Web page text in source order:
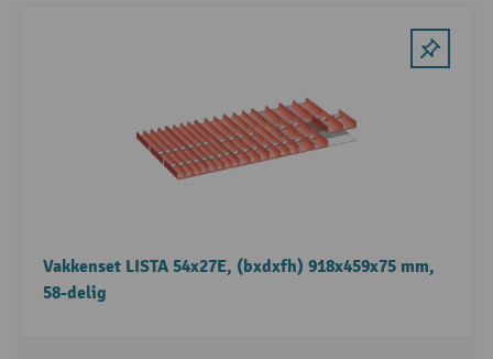
Vakkenset LISTA 54x27E, (bxdxfh) 918x459x75 mm,
58-delig